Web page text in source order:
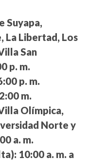
Suyapa,
La Libertad, Los
San
p. m.
p. m.
m.
Olímpica,
Norte y
a. m.
10:00 a. m. a